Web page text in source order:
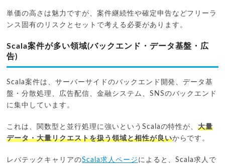
単価の高さは魅力ですが、案件継続性や確定申告などフリーラ
ンス固有のリスクとセットで考える必要があります。
Scala案件が多い領域(バックエンド・データ基盤・広
告)
Scala案件は、サーバーサイドのバックエンド開発、データ基
盤・分散処理、広告配信、金融システム、SNSのバックエンド
に集中しています。
これは、関数型と並行処理に強いというScalaの特性が、大量
データ・大量リクエストを扱う領域と相性が良いからです。
レバテックキャリアのScala求人ページ によると、Scala求人で